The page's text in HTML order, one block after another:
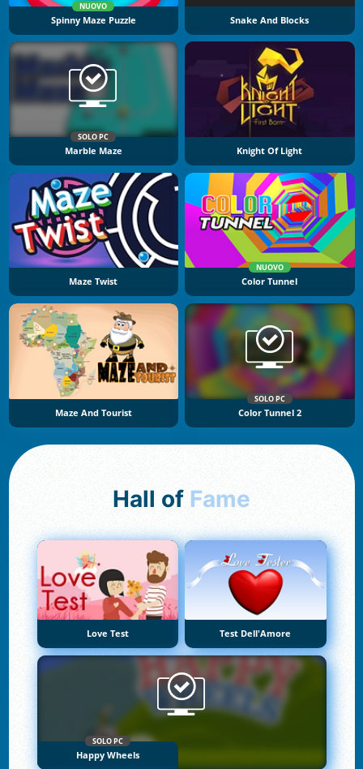
NUOVO
Spinny Maze Puzzle Snake And Blocks
SOLO PC
Marble Maze Knight Of Light
Maze Twist
NUOVO
Color Tunnel
Maze And Tourist
SOLO PC
Color Tunnel 2
Hall of Fame
Love Test Test Dell'Amore
SOLO PC
Happy Wheels